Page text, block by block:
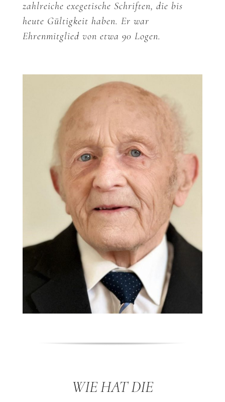
zahlreiche exegetische Schriften, die bis
heute Gültigkeit haben. Er war
Ehrenmitglied von etwa 90 Logen.
WIE HAT DIE